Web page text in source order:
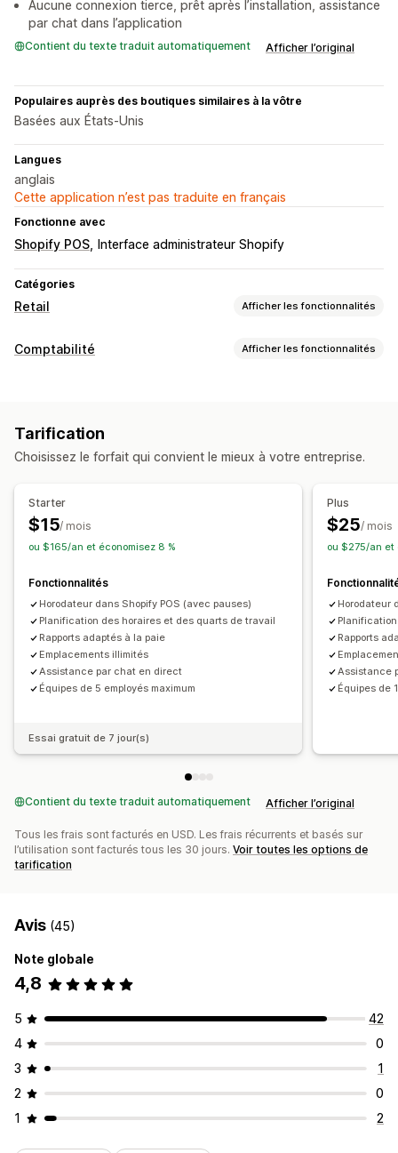
Aucune connexion tierce, prêt après l’installation, assistance
par chat dans l’application
Contient du texte traduit automatiquement Afficher l’original
Populaires auprès des boutiques similaires à la vôtre
Basées aux États-Unis
Langues
anglais
Cette application n’est pas traduite en français
Fonctionne avec
Shopify POS Interface administrateur Shopify
Catégories
Retail Afficher les fonctionnalités
POS
Synchronisation en temps réel
Gestion des employés
Pointage des employés à l’arrivée et au départ
Outils RH
Coûts de main-d’œuvre
Demandes de congés
Comptabilité Afficher les fonctionnalités
Tarification
Choisissez le forfait qui convient le mieux à votre entreprise.
Starter
$15/ mois
ou $165/an et économisez 8 %
Fonctionnalités
Horodateur dans Shopify POS (avec pauses)
Planification des horaires et des quarts de travail
Rapports adaptés à la paie
Emplacements illimités
Assistance par chat en direct
Équipes de 5 employés maximum
Essai gratuit de 7 jour(s)
Plus
$25/ mois
ou $275/an et
Horodateur
Rapports
Assistance
Équipes de
Contient du texte traduit automatiquement Afficher l’original
Tous les frais sont facturés en USD. Les frais récurrents et basés sur
l’utilisation sont facturés tous les 30 jours. Voir toutes les options de
tarification
Avis (45)
Note globale
4,8
5
42
4
0
3
1
2
0
1
2